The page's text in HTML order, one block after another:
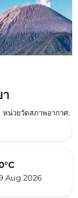
หน่วยวัดสภาพอากาศ:
Aug 2026